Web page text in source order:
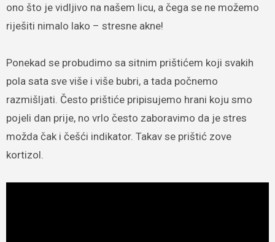
ono što je vidljivo na našem licu, a čega se ne možemo
riješiti nimalo lako – stresne akne!
Ponekad se probudimo sa sitnim prištićem koji svakih
pola sata sve više i više bubri, a tada počnemo
razmišljati. Često prištiće pripisujemo hrani koju smo
pojeli dan prije, no vrlo često zaboravimo da je stres
možda čak i češći indikator. Takav se prištić zove
kortizol.